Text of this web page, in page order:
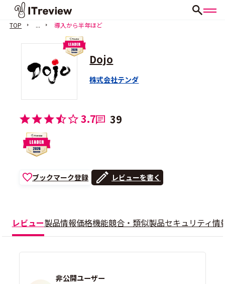
TOP ... 導入から半年ほど
Dojo
株式会社テンダ
3.7 39
ブックマーク登録 レビューを書く
レビュー製品情報価格機能競合・類似製品セキュリティ情
非公開ユーザー